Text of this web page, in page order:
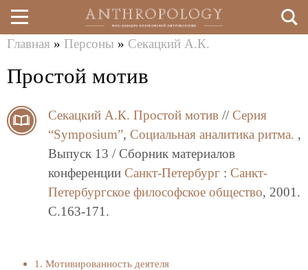
Перейти
к
содержанию
здесь
Главная » Персоны » Секацкий А.К.
Простой мотив
Секацкий А.К. Простой мотив // Серия
“Symposium”, Социальная аналитика ритма. ,
Выпуск 13 / Сборник материалов
конференции Санкт-Петербург : Санкт-
Петербургское философское общество, 2001.
C.163-171.
1. Мотивированность деятеля